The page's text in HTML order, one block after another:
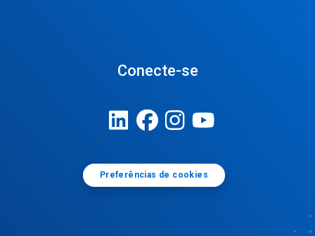
Conecte-se
Preferências de cookies